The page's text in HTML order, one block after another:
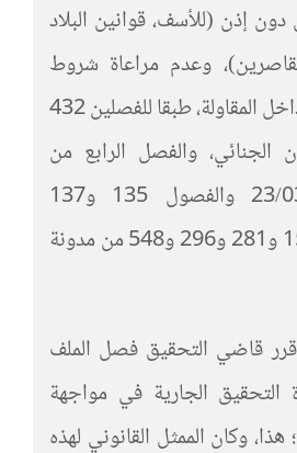
إذن (للأسف، قوانين البلاد
وعدم مراعاة شروط
الصحة والسلامة داخل المقاولة، طبقا للفصلين 432
الجنائي، والفصل الرابع من
مرسوم 23/03/2020 والفصول 135 و137
و143 و147 و150 و281 و296 و548 من مدونة
قاضي التحقيق فصل الملف
الجارية في مواجهة
وكان الممثل القانوني لهذه